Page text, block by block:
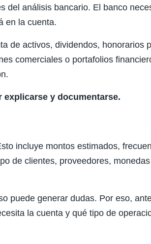
del análisis bancario. El banco
en la cuenta.
de activos, dividendos, honorarios
comerciales o portafolios
explicarse y documentarse.
incluye montos estimados,
de clientes, proveedores,
puede generar dudas. Por eso,
la cuenta y qué tipo de